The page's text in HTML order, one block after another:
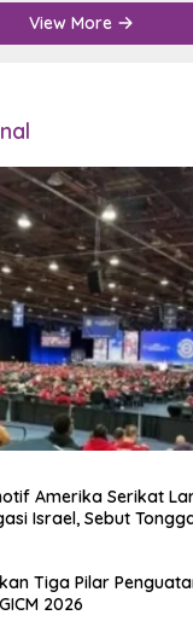
View More
Amerika Serikat
Israel, Sebut
Tiga Pilar
2026